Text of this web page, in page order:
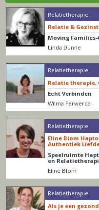
Relatietherapie
Relatie &
Moving
Linda Dunne
Relatietherapie
Relatie therapie,
Echt Verbinden
Wilma Ferwerda
Relatietherapie
Eline Blom
Authentiek
Speelruimte
en
Eline Blom
Relatietherapie
Als je een